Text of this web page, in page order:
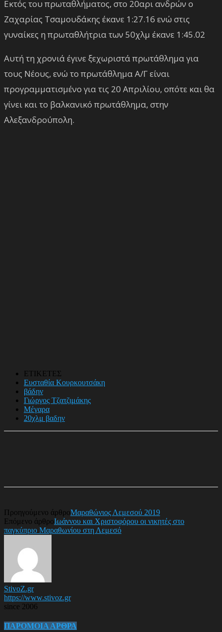
Εκτός του πρωταθλήματος, στο 20αρι ανδρών ο
Ζαχαρίας Τσαμουδάκης έκανε 1:27.16 ενώ στις
γυναίκες η πρωταθλήτρια των 50χλμ έκανε 1:45.02
Αυτή τη χρονιά έγινε ξεχωριστά πρωτάθλημα για
τους Νέους, ενώ το πρωτάθλημα Α/Γ είναι
προγραμματισμένο για τις 20 Απριλίου, οπότε και θα
γίνει και το βαλκανικό πρωτάθλημα, στην
Αλεξανδρούπολη.
ΕΤΙΚΕΤΕΣ
Ευσταθία Κουρκουτσάκη
βάδην
Γιώργος Τζατζιμάκης
Μέγαρα
20χλμ βαδην
Προηγούμενο άρθροΜαραθώνιος Λεμεσού 2019
Επόμενο άρθροΙωάννου και Χριστοφόρου οι νικητές στο
παγκύπριο Μαραθωνίου στη Λεμεσό
StivoZ.gr
https://www.stivoz.gr
since 2006
ΠΑΡΟΜΟΙΑ ΑΡΘΡΑ